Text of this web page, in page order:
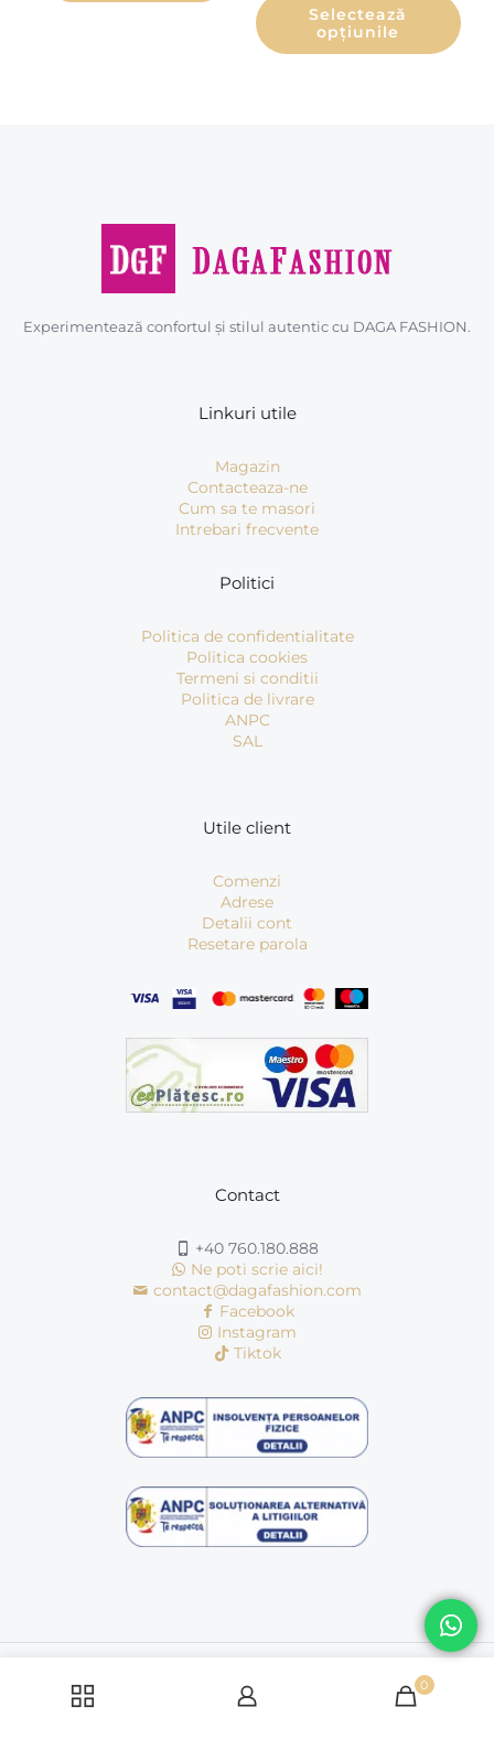
Selectează
opțiunile
Experimentează confortul și stilul autentic cu DAGA FASHION.
Linkuri utile
Magazin
Contacteaza-ne
Cum sa te masori
Intrebari frecvente
Politici
Politica de confidentialitate
Politica cookies
Termeni si conditii
Politica de livrare
ANPC
SAL
Utile client
Comenzi
Adrese
Detalii cont
Resetare parola
Contact
+40 760.180.888
Ne poti scrie aici!
contact@dagafashion.com
Facebook
Instagram
Tiktok
© Copyright 2016 - 2026 | dagafashion.ro | Toate drepturile
rezervate
0